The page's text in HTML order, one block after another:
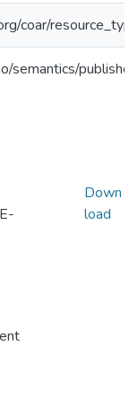
coar/
semantics/
Down
load